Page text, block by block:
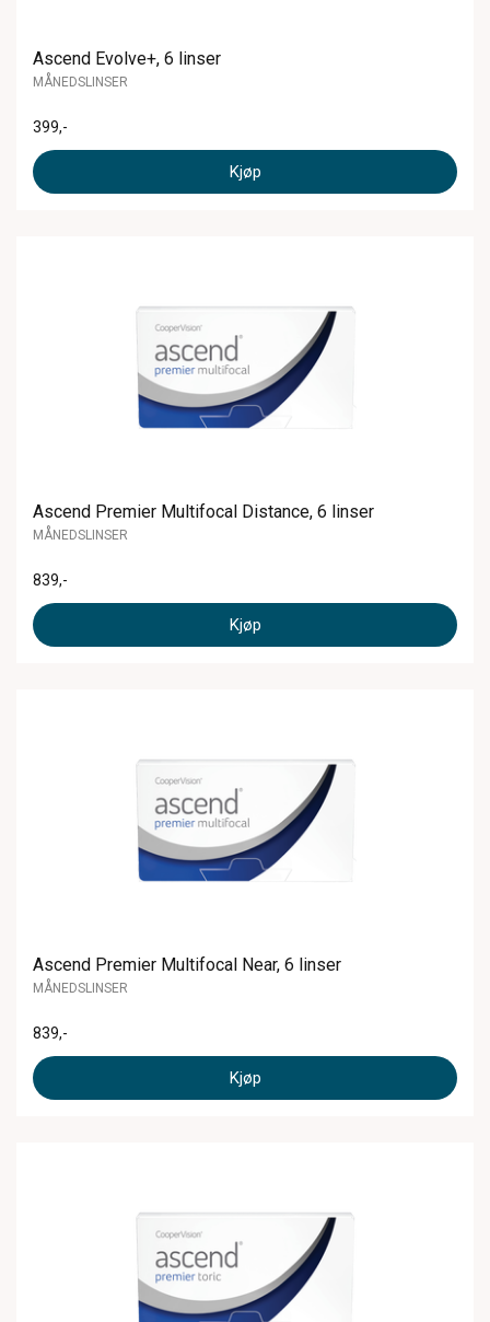
Ascend Evolve+, 6 linser
MÅNEDSLINSER
399,-
Kjøp
Ascend Premier Multifocal Distance, 6 linser
MÅNEDSLINSER
839,-
Kjøp
Ascend Premier Multifocal Near, 6 linser
MÅNEDSLINSER
839,-
Kjøp